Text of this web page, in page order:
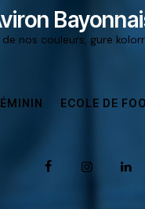
de nos couleurs, gure
ECOLE DE